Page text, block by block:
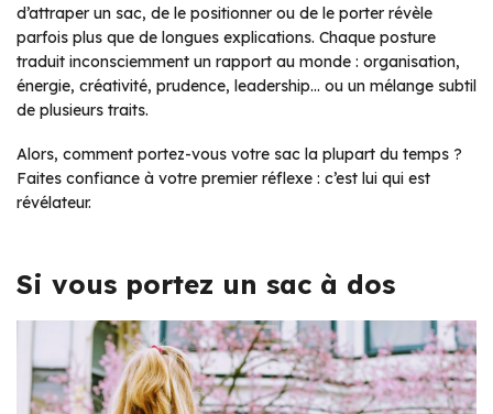
d’attraper un sac, de le positionner ou de le porter révèle
parfois plus que de longues explications. Chaque posture
traduit inconsciemment un rapport au monde : organisation,
énergie, créativité, prudence, leadership… ou un mélange subtil
de plusieurs traits.
Alors, comment portez-vous votre sac la plupart du temps ?
Faites confiance à votre premier réflexe : c’est lui qui est
révélateur.
Si vous portez un sac à dos